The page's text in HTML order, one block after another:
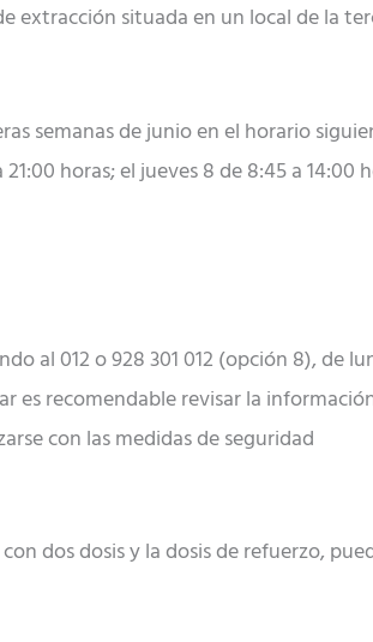
extracción situada en un local de la
semanas de junio en el horario
horas; el jueves 8 de 8:45 a 14:00
al 012 o 928 301 012 (opción 8), de
es recomendable revisar la
con las medidas de seguridad
dos dosis y la dosis de refuerzo,